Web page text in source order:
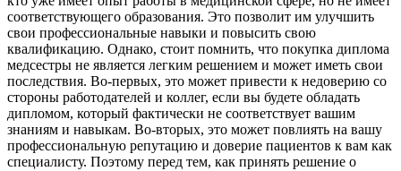
соответствующего образования. Это позволит им улучшить
свои профессиональные навыки и повысить свою
квалификацию. Однако, стоит помнить, что покупка диплома
медсестры не является легким решением и может иметь свои
последствия. Во-первых, это может привести к недоверию со
стороны работодателей и коллег, если вы будете обладать
дипломом, который фактически не соответствует вашим
знаниям и навыкам. Во-вторых, это может повлиять на вашу
профессиональную репутацию и доверие пациентов к вам как
специалисту. Поэтому перед тем, как принять решение о